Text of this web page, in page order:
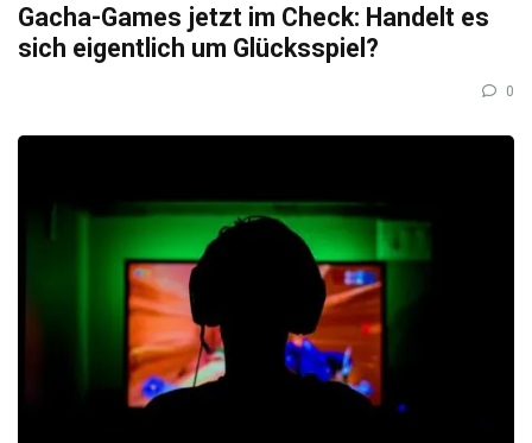
Gacha-Games jetzt im Check: Handelt es
sich eigentlich um Glücksspiel?
0